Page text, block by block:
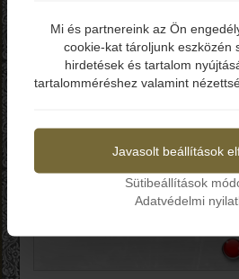
-Rozsdamentes
-Körömvágó olló
-Bőrfeltoló kaparó 12 cm
Elmúltál már 18
Mi és partnereink az Ön
cookie-kat tároljunk eszközén
hirdetések és tartalom
tartalomméréshez valamint
Javasolt beállítások
Sütibeállítások
Adatvédelmi